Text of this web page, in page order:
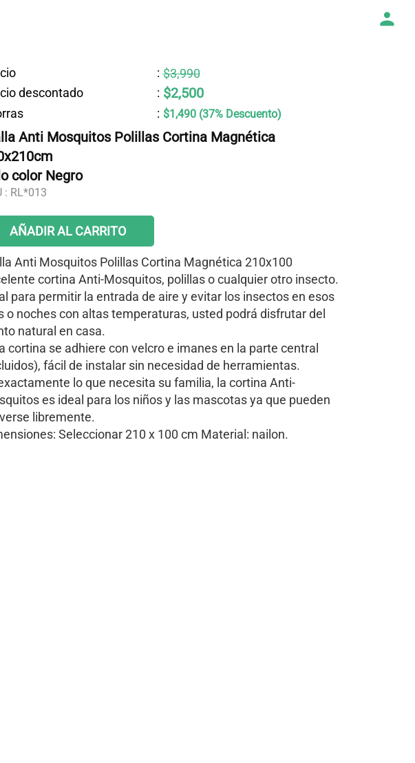
: $3,990
descontado
: $2,500
: $1,490 (37% Descuento)
Anti Mosquitos Polillas Cortina Magnética
color Negro
: RL*013
AÑADIR AL CARRITO
Anti Mosquitos Polillas Cortina Magnética 210x100
cortina Anti-Mosquitos, polillas o cualquier otro insecto.
para permitir la entrada de aire y evitar los insectos en esos
o noches con altas temperaturas, usted podrá disfrutar del
natural en casa.
cortina se adhiere con velcro e imanes en la parte central
fácil de instalar sin necesidad de herramientas.
lo que necesita su familia, la cortina Anti-
es ideal para los niños y las mascotas ya que pueden
libremente.
Seleccionar 210 x 100 cm Material: nailon.